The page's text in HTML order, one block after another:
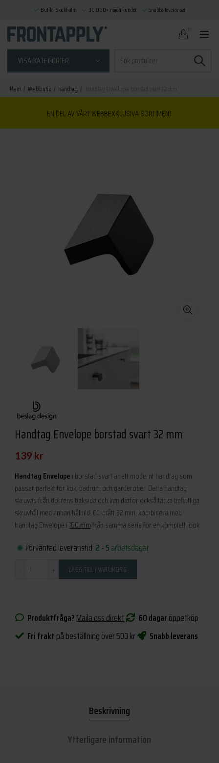
VISA KATEGORIER
efter:
Hem Webbutik Handtag
EN DEL AV VÅRT WEBBEXKLUSIVA SORTIMENT
Handtag Envelope borstad svart 32 mm
139 kr
Handtag Envelope i borstad svart är ett modernt handtag som
passar perfekt för kök, badrum och garderober. Detta handtag
skruvas från dörrens baksida och kan därför också täcka befintliga
skruvhål med annan hålbild. CC-mått 32 mm, kombinera med
Handtag Envelope i160 mmfrån samma serie för en komplett look.
Förväntad leveranstid:2 - 5arbetsdagar
LÄGG TILL I VARUKORG
Produktfråga?Maila oss direkt 60 dagaröppetköp
Fri fraktpå beställning över 500 kr Snabb leverans
Beskrivning
Ytterligare information
Butik i Stockholm 30.000+ nöjda kunder Snabba leveranser